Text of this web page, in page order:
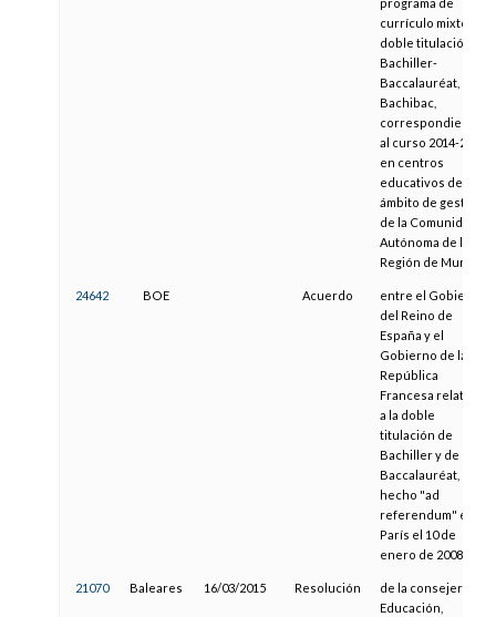
programa de
currículo mixto de
doble titulación
Bachiller-
Baccalauréat,
Bachibac,
correspondientes
al curso 2014-2015
en centros
educativos del
ámbito de gestión
de la Comunidad
Autónoma de la
Región de Murcia
24642 BOE Acuerdo
entre el Gobierno
del Reino de
España y el
Gobierno de la
República
Francesa relativo
a la doble
titulación de
Bachiller y de
Baccalauréat,
hecho "ad
referendum" en
París el 10 de
enero de 2008
21070 Baleares 16/03/2015 Resolución
de la consejera de
Educación,